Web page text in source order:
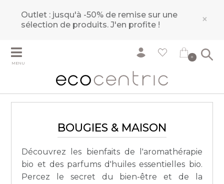
Outlet : jusqu'à -50% de remise sur une
sélection de produits.J'en profite ! ×
MENU
0
BOUGIES & MAISON
Découvrez les bienfaits de l'aromathérapie
bio et des parfums d'huiles essentielles bio.
Percez le secret du bien-être et de la